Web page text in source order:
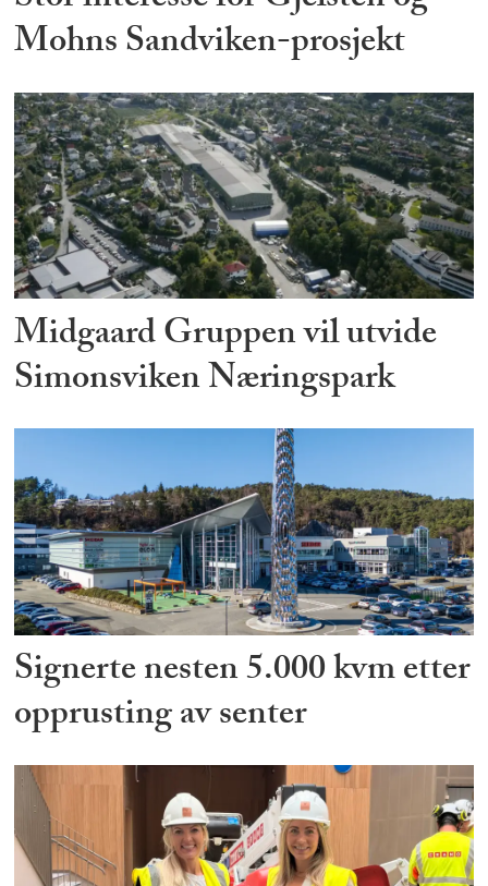
Mohns Sandviken-prosjekt
Midgaard Gruppen vil utvide
Simonsviken Næringspark
Signerte nesten 5.000 kvm etter
opprusting av senter